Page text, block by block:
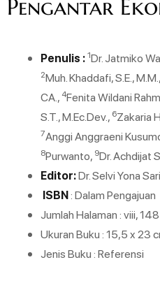
Pengantar
Penulis :1Dr. Jatmiko
2Muh. Khaddafi, S.E., M.M.,
CA., 4Fenita Wildani
S.T., M.Ec.Dev., 6Zakaria
7Anggi Anggraeni
8Purwanto, 9Dr. Achdijat
Editor:Dr. Selvi Yona
ISBN: Dalam Pengajuan
Jumlah Halaman : viii,
Ukuran Buku : 15,5 x 23
Jenis Buku : Referensi